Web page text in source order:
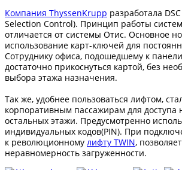
Компания ThyssenKrupp разработала
Selection Control). Принцип работы
отличается от системы Отис. Основное
использование карт-ключей для
Сотруднику офиса, подошедшему к
достаточно прикоснуться картой, без
выбора этажа назначения.
Так же, удобнее пользоваться лифтом,
корпоративным пассажирам для доступа
остальных этажи. Предусмотренно
индивидуальных кодов(PIN). При
к революционному лифту TWIN,
неравномерность загруженности.